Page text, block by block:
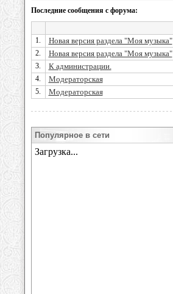
Последние сообщения с форума:
1. Новая версия раздела "Моя музыка"
2. Новая версия раздела "Моя музыка"
3. К администрации.
4. Модераторская
5. Модераторская
Популярное в сети